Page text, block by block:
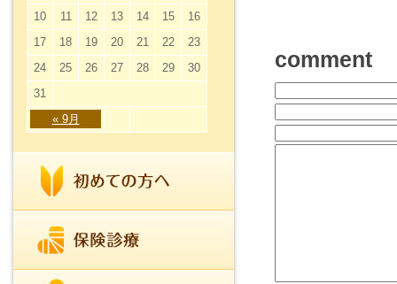
« 9月
10
11 12 13 14 15
16
17
18 19 20 21 22
23
24
25 26 27 28 29
30
31
comment